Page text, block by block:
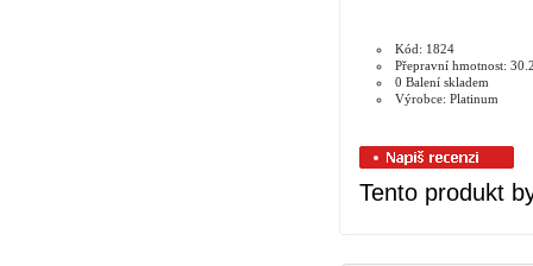
Kód: 1824
Přepravní hmotnost:
0 Balení skladem
Výrobce: Platinum
Tento produkt